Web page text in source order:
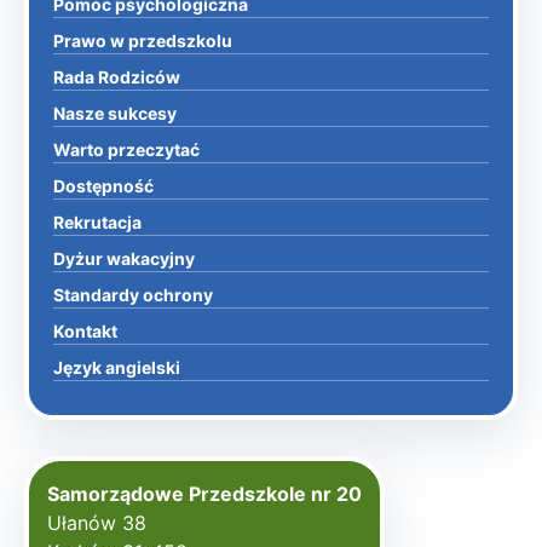
Pomoc psychologiczna
Prawo w przedszkolu
Rada Rodziców
Nasze sukcesy
Warto przeczytać
Dostępność
Rekrutacja
Dyżur wakacyjny
Standardy ochrony
Kontakt
Język angielski
Samorządowe Przedszkole nr 20
Ułanów 38